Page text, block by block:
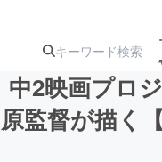
注目
中2映画プロ
原監督が描く